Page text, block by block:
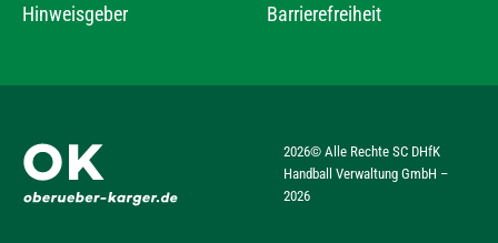
Hinweisgeber Barrierefreiheit
2026© Alle Rechte SC DHfK
Handball Verwaltung GmbH –
2026